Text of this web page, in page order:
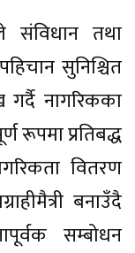
संविधान तथा
सुनिश्चित
नागरिकका
रूपमा प्रतिबद्ध
वितरण
बनाउँदै
सम्बोधन